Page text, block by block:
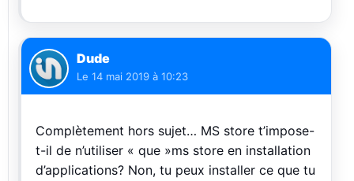
Dude
Le 14 mai 2019 à 10:23
Complètement hors sujet… MS store t’impose-
t-il de n’utiliser « que »ms store en installation
d’applications? Non, tu peux installer ce que tu